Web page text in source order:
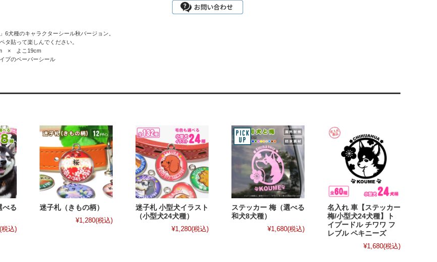
6犬種のキャラクターシール秋バージョン。
タ貼って楽しんでください。
× よこ19cm
のペーパーシール
べる
(税込)
迷子札（きもの柄）
¥1,280(税込)
迷子札 小型犬イラスト
（小型犬24犬種）
¥1,280(税込)
ステッカー 梅（選べる
和犬8犬種）
¥1,680(税込)
名入れ 車【ステッカー
梅/小型犬24犬種】ト
イプードル チワワ フ
レブル ペキニーズ
¥1,680(税込)